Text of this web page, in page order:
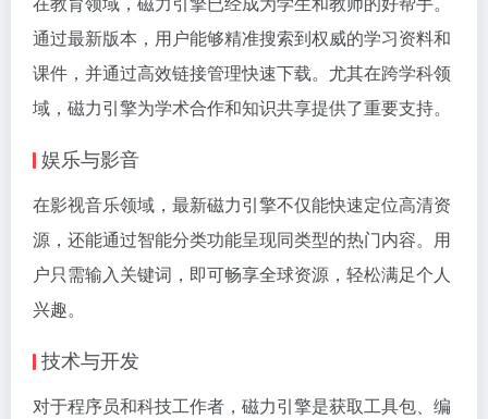
通过最新版本，用户能够精准搜索到权威的学习资料和
课件，并通过高效链接管理快速下载。尤其在跨学科领
域，磁力引擎为学术合作和知识共享提供了重要支持。
娱乐与影音
在影视音乐领域，最新磁力引擎不仅能快速定位高清资
源，还能通过智能分类功能呈现同类型的热门内容。用
户只需输入关键词，即可畅享全球资源，轻松满足个人
兴趣。
技术与开发
对于程序员和科技工作者，磁力引擎是获取工具包、编